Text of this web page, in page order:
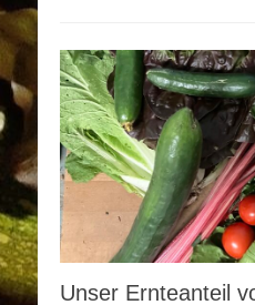
Unser Ernteanteil